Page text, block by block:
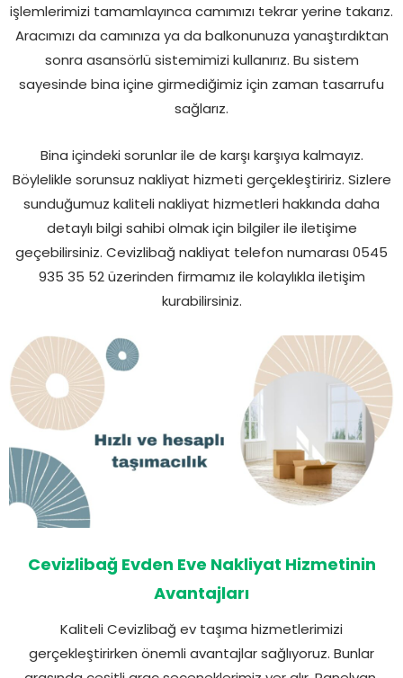
işlemlerimizi tamamlayınca camımızı tekrar yerine takarız.
Aracımızı da camınıza ya da balkonunuza yanaştırdıktan
sonra asansörlü sistemimizi kullanırız. Bu sistem
sayesinde bina içine girmediğimiz için zaman tasarrufu
sağlarız.
Bina içindeki sorunlar ile de karşı karşıya kalmayız.
Böylelikle sorunsuz nakliyat hizmeti gerçekleştiririz. Sizlere
sunduğumuz kaliteli nakliyat hizmetleri hakkında daha
detaylı bilgi sahibi olmak için bilgiler ile iletişime
geçebilirsiniz. Cevizlibağ nakliyat telefon numarası 0545
935 35 52 üzerinden firmamız ile kolaylıkla iletişim
kurabilirsiniz.
Cevizlibağ Evden Eve Nakliyat Hizmetinin
Avantajları
Kaliteli Cevizlibağ ev taşıma hizmetlerimizi
gerçekleştirirken önemli avantajlar sağlıyoruz. Bunlar